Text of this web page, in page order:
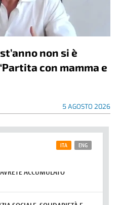
non si è
con mamma e
5 AGOSTO 2026